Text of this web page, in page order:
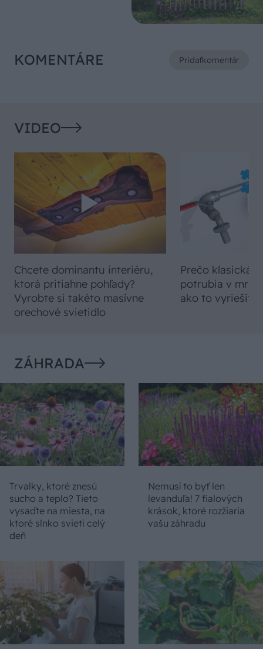
KOMENTÁRE Pridaťkomentár
VIDEO
Chcete dominantu interiéru,
ktorá pritiahne pohľady?
Vyrobte si takéto masívne
orechové svietidlo
Prečo klasická
potrubia v
ako to vyriešiť
ZÁHRADA
Trvalky, ktoré znesú
sucho a teplo? Tieto
vysaďte na miesta, na
ktoré slnko svieti celý
deň
Nemusí to byť len
levanduľa! 7 fialových
krások, ktoré rozžiaria
vašu záhradu